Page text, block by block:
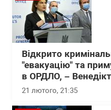
Відкрито
"евакуацію" та
в ОРДЛО, –
21 лютого, 21:35